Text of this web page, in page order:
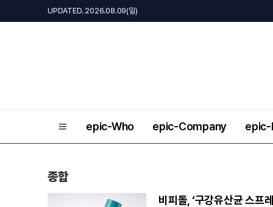
UPDATED. 2026.08.09(일)
epic-Who epic-Company
종합
비피돌, ‘구강유산균 스프